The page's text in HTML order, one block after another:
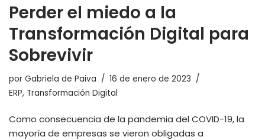
Perder el miedo a la
Transformación Digital para
Sobrevivir
por Gabriela de Paiva
16 de enero de 2023
ERP, Transformación Digital
Como consecuencia de la pandemia del COVID-19, la
mayoría de empresas se vieron obligadas a